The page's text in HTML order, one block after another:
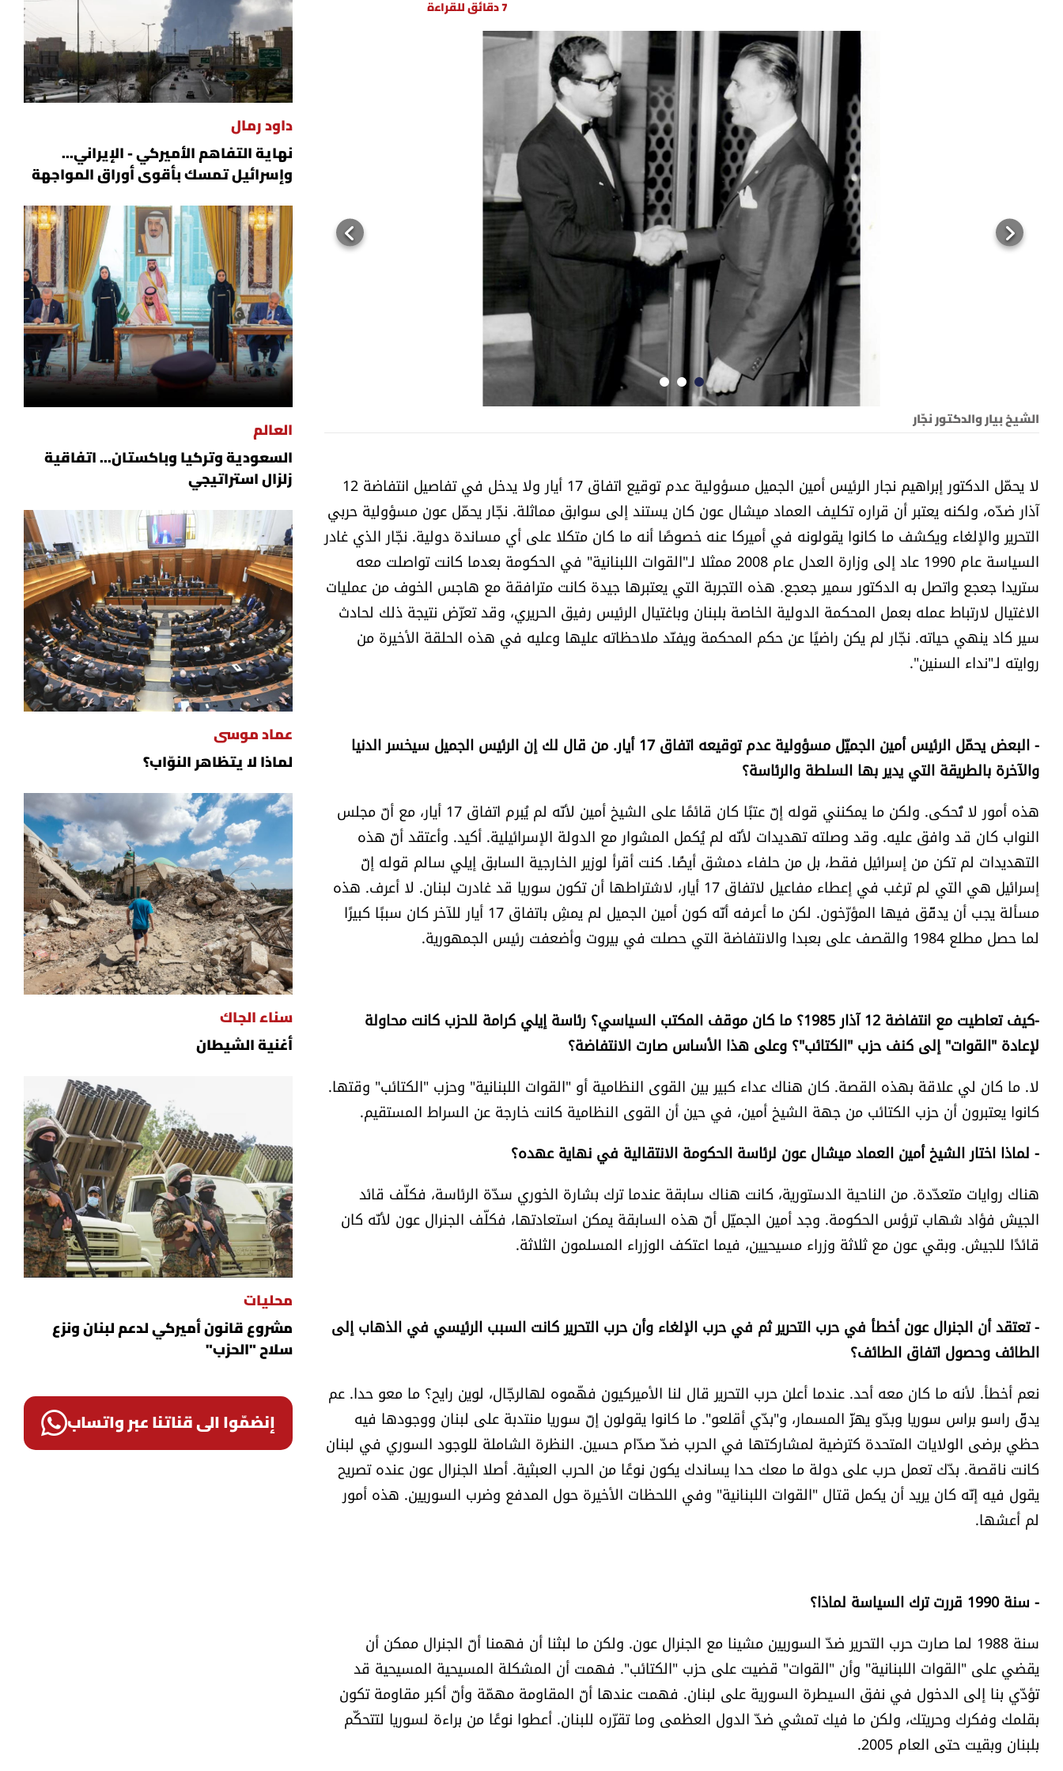
7 دقائق للقراءة
الشيخ بيار والدكتور نجّار
لا يحمّل الدكتور إبراهيم نجار الرئيس أمين الجميل مسؤولية عدم توقيع اتفاق 17 أيار ولا يدخل في تفاصيل انتفاضة 12
آذار ضدّه، ولكنه يعتبر أن قراره تكليف العماد ميشال عون كان يستند إلى سوابق مماثلة. نجّار يحمّل عون مسؤولية حربي
التحرير والإلغاء ويكشف ما كانوا يقولونه في أميركا عنه خصوصًا أنه ما كان متكلا على أي مساندة دولية. نجّار الذي غادر
السياسة عام 1990 عاد إلى وزارة العدل عام 2008 ممثلا لـ"القوات اللبنانية" في الحكومة بعدما كانت تواصلت معه
ستريدا جعجع واتصل به الدكتور سمير جعجع. هذه التجربة التي يعتبرها جيدة كانت مترافقة مع هاجس الخوف من عمليات
الاغتيال لارتباط عمله بعمل المحكمة الدولية الخاصة بلبنان وباغتيال الرئيس رفيق الحريري، وقد تعرّض نتيجة ذلك لحادث
سير كاد ينهي حياته. نجّار لم يكن راضيًا عن حكم المحكمة ويفنّد ملاحظاته عليها وعليه في هذه الحلقة الأخيرة من
روايته لـ"نداء السنين".
- البعض يحمّل الرئيس أمين الجميّل مسؤولية عدم توقيعه اتفاق 17 أيار. من قال لك إن الرئيس الجميل سيخسر الدنيا
والآخرة بالطريقة التي يدير بها السلطة والرئاسة؟
هذه أمور لا تُحكى. ولكن ما يمكنني قوله إنّ عتبًا كان قائمًا على الشيخ أمين لأنّه لم يُبرم اتفاق 17 أيار، مع أنّ مجلس
النواب كان قد وافق عليه. وقد وصلته تهديدات لأنّه لم يُكمل المشوار مع الدولة الإسرائيلية. أكيد. وأعتقد أنّ هذه
التهديدات لم تكن من إسرائيل فقط، بل من حلفاء دمشق أيضًا. كنت أقرأ لوزير الخارجية السابق إيلي سالم قوله إنّ
إسرائيل هي التي لم ترغب في إعطاء مفاعيل لاتفاق 17 أيار، لاشتراطها أن تكون سوريا قد غادرت لبنان. لا أعرف. هذه
مسألة يجب أن يدقّق فيها المؤرّخون. لكن ما أعرفه أنّه كون أمين الجميل لم يمشِ باتفاق 17 أيار للآخر كان سببًا كبيرًا
لما حصل مطلع 1984 والقصف على بعبدا والانتفاضة التي حصلت في بيروت وأضعفت رئيس الجمهورية.
-كيف تعاطيت مع انتفاضة 12 آذار 1985؟ ما كان موقف المكتب السياسي؟ رئاسة إيلي كرامة للحزب كانت محاولة
لإعادة "القوات" إلى كنف حزب "الكتائب"؟ وعلى هذا الأساس صارت الانتفاضة؟
لا. ما كان لي علاقة بهذه القصة. كان هناك عداء كبير بين القوى النظامية أو "القوات اللبنانية" وحزب "الكتائب" وقتها.
كانوا يعتبرون أن حزب الكتائب من جهة الشيخ أمين، في حين أن القوى النظامية كانت خارجة عن السراط المستقيم.
- لماذا اختار الشيخ أمين العماد ميشال عون لرئاسة الحكومة الانتقالية في نهاية عهده؟
هناك روايات متعدّدة. من الناحية الدستورية، كانت هناك سابقة عندما ترك بشارة الخوري سدّة الرئاسة، فكلّف قائد
الجيش فؤاد شهاب ترؤس الحكومة. وجد أمين الجميّل أنّ هذه السابقة يمكن استعادتها، فكلّف الجنرال عون لأنّه كان
قائدًا للجيش. وبقي عون مع ثلاثة وزراء مسيحيين، فيما اعتكف الوزراء المسلمون الثلاثة.
- تعتقد أن الجنرال عون أخطأ في حرب التحرير ثم في حرب الإلغاء وأن حرب التحرير كانت السبب الرئيسي في الذهاب إلى
الطائف وحصول اتفاق الطائف؟
نعم أخطأ. لأنه ما كان معه أحد. عندما أعلن حرب التحرير قال لنا الأميركيون فهّموه لهالرجّال، لوين رايح؟ ما معو حدا. عم
يدقّ راسو براس سوريا وبدّو يهزّ المسمار، و"بدّي أقلعو". ما كانوا يقولون إنّ سوريا منتدبة على لبنان ووجودها فيه
حظي برضى الولايات المتحدة كترضية لمشاركتها في الحرب ضدّ صدّام حسين. النظرة الشاملة للوجود السوري في لبنان
كانت ناقصة. بدّك تعمل حرب على دولة ما معك حدا يساندك يكون نوعًا من الحرب العبثية. أصلا الجنرال عون عنده تصريح
يقول فيه إنّه كان يريد أن يكمل قتال "القوات اللبنانية" وفي اللحظات الأخيرة حول المدفع وضرب السوريين. هذه أمور
لم أعشها.
- سنة 1990 قررت ترك السياسة لماذا؟
سنة 1988 لما صارت حرب التحرير ضدّ السوريين مشينا مع الجنرال عون. ولكن ما لبثنا أن فهمنا أنّ الجنرال ممكن أن
يقضي على "القوات اللبنانية" وأن "القوات" قضيت على حزب "الكتائب". فهمت أن المشكلة المسيحية المسيحية قد
تؤدّي بنا إلى الدخول في نفق السيطرة السورية على لبنان. فهمت عندها أنّ المقاومة مهمّة وأنّ أكبر مقاومة تكون
بقلمك وفكرك وحريتك، ولكن ما فيك تمشي ضدّ الدول العظمى وما تقرّره للبنان. أعطوا نوعًا من براءة لسوريا لتتحكّم
بلبنان وبقيت حتى العام 2005.
داود رمال
نهاية التفاهم الأميركي - الإيراني...
وإسرائيل تمسك بأقوى أوراق المواجهة
العالم
السعودية وتركيا وباكستان... اتفاقية
زلزال استراتيجي
عماد موسى
لماذا لا يتظاهر النوّاب؟
سناء الجاك
أغنية الشيطان
محليات
مشروع قانون أميركي لدعم لبنان ونزع
سلاح "الحزب"
إنضمّوا الى قناتنا عبر واتساب